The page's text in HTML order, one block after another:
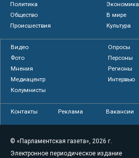
Политика
Экономика
Общество
В мире
Происшествия
Культура
Видео
Опросы
Фото
Персоны
Мнения
Регионы
Медиацентр
Интервью
Колумнисты
Контакты Реклама Вакансии
© «Парламентская газета», 2026 г.
Электронное периодическое издание